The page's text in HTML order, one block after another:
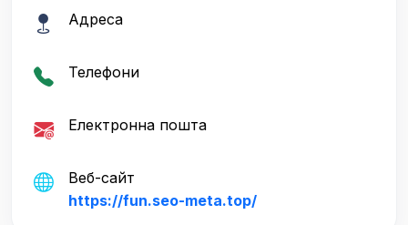
Адреса
Телефони
Електронна пошта
Веб-сайт
https://fun.seo-meta.top/